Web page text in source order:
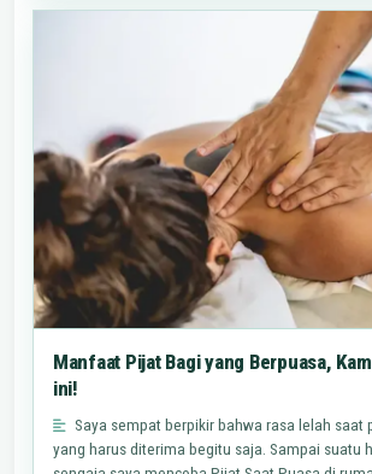
Manfaat Pijat Bagi yang Berpuasa,
ini!
Saya sempat berpikir bahwa rasa lelah saat
yang harus diterima begitu saja. Sampai suatu